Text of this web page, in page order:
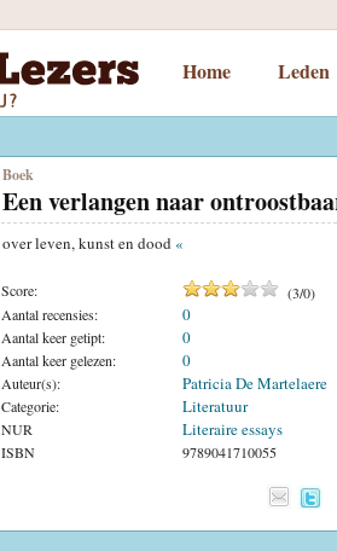
Home Leden
Boek
Een verlangen naar
over leven, kunst en dood «
Score: (3/0)
Aantal recensies:
0
Aantal keer getipt: 0
Aantal keer gelezen: 0
Auteur(s): Patricia De Martelaere
Categorie: Literatuur
NUR Literaire essays
ISBN 9789041710055